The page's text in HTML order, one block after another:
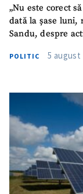
„Nu este corect
dată la șase luni,
Sandu, despre
POLITIC 5 august